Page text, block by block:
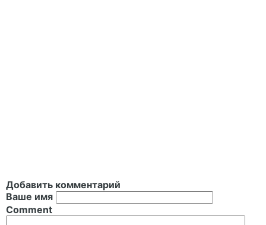
Добавить комментарий
Ваше имя
Comment